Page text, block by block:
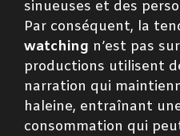
sinueuses et des
Par conséquent, la
watching n’est pas
productions utilisent
narration qui
haleine, entraînant
consommation qui